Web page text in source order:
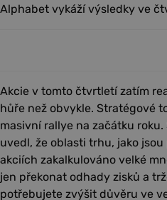
Alphabet vykáží výsledky ve
Akcie v tomto čtvrtletí zatím
hůře než obvykle. Stratégové
masivní rallye na začátku
uvedl, že oblasti trhu, jako
akciích zakalkulováno velké
jen překonat odhady zisků a
potřebujete zvýšit důvěru ve